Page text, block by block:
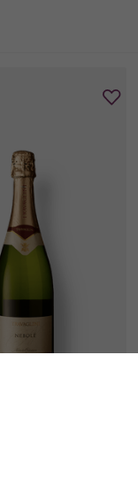
Metodo